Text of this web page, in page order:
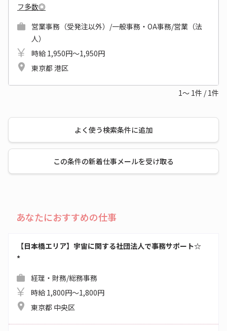
フ多数◎
営業事務（受発注以外）/一般事務・OA事務/営業（法
人）
時給 1,950円～1,950円
東京都 港区
1～ 1件 / 1件
よく使う検索条件に追加
この条件の新着仕事メールを受け取る
あなたにおすすめの仕事
【日本橋エリア】宇宙に関する社団法人で事務サポート☆
*
経理・財務/総務事務
時給 1,800円～1,800円
東京都 中央区